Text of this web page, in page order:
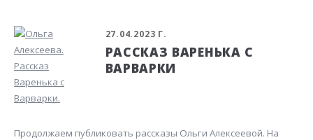
27.04.2023 Г.
РАССКАЗ ВАРЕНЬКА С
ВАРВАРКИ
Продолжаем публиковать рассказы Ольги Алексеевой. На